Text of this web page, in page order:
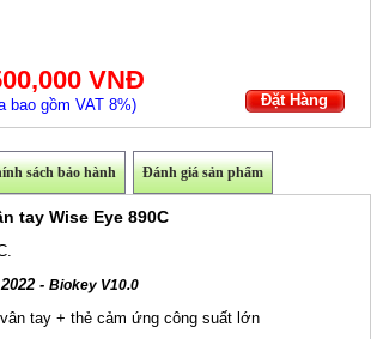
VNĐ
bao gồm VAT 8%) Đặt Hàng
sách bảo hành Đánh giá sản phẩm
tay Wise Eye 890C
-Biokey V10.0
tay + thẻ cảm ứng công suất lớn